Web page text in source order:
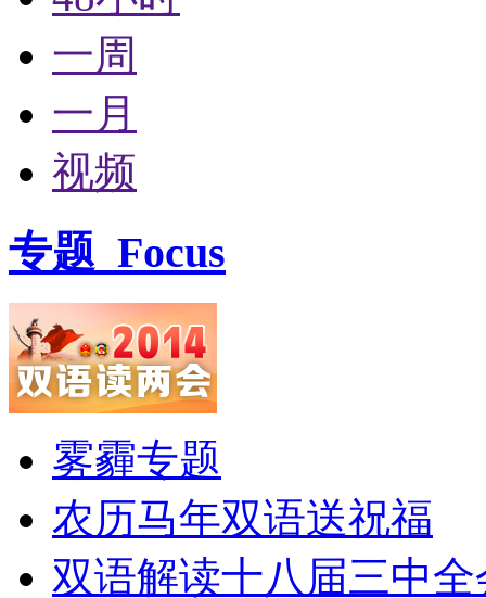
一周
一月
视频
专题 Focus
雾霾专题
农历马年双语送祝福
双语解读十八届三中全